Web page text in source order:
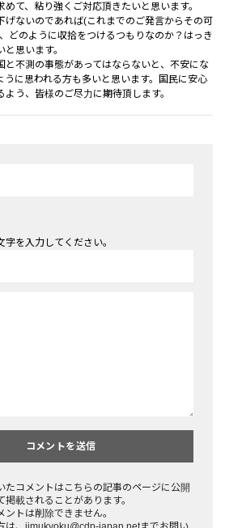
て、粘り強くご対応頂きたいと思います。
げないのであれば(これまでのご発言からその可
どのように収拾をつけるつもりなのか？はっき
思います。
と不測の事態があってはならないと、不安にな
うに思われる方も多いと思います。国民に安心
う、皆様のご尽力に期待頂します。
を入力してください。
コメントはこちらの記事のページに公開
掲載されることがあります。
トは削除できません。